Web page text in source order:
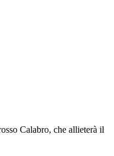
Calabro, che allieterà il